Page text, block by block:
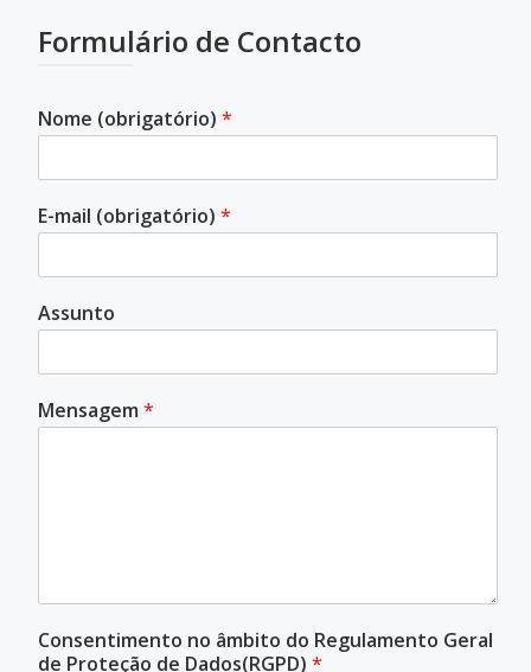
Formulário de Contacto
Nome (obrigatório) *
E-mail (obrigatório) *
Assunto
Mensagem *
Consentimento no âmbito do Regulamento Geral
de Proteção de Dados(RGPD) *